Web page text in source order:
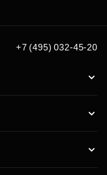
+7 (495) 032-45-20